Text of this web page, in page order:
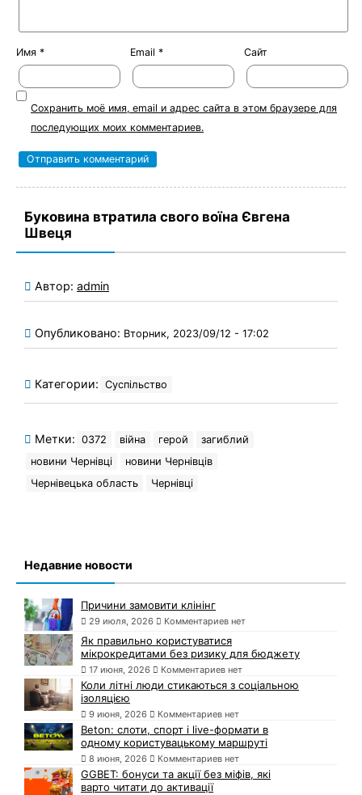
Имя * Email * Сайт
Сохранить моё имя, email и адрес сайта в этом браузере для
последующих моих комментариев.
Буковина втратила свого воїна Євгена
Швеця
Автор: admin
Опубликовано: Вторник, 2023/09/12 - 17:02
Категории: Суспільство
Метки: 0372 війна герой
загиблий
новини Чернівці
новини Чернівців
Чернівецька область
Чернівці
Недавние новости
Причини замовити клінінг
29 июля, 2026 Комментариев нет
Як правильно користуватися
мікрокредитами без ризику для бюджету
17 июня, 2026 Комментариев нет
Коли літні люди стикаються з соціальною
ізоляцією
9 июня, 2026 Комментариев нет
Beton: слоти, спорт і live-формати в
одному користувацькому маршруті
8 июня, 2026 Комментариев нет
GGBET: бонуси та акції без міфів, які
варто читати до активації